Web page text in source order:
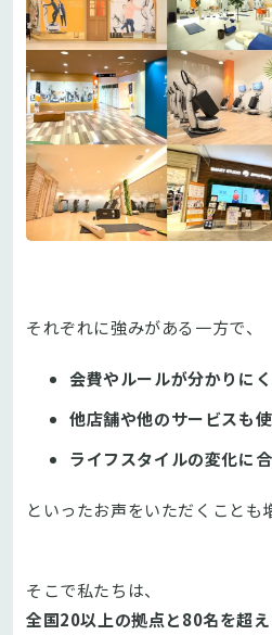
それぞれに強みがある一方で、
会費やルールが分かりに
他店舗や他のサービスも
ライフスタイルの変化に
といったお声をいただくことも
そこで私たちは、
全国20以上の拠点と80名を超